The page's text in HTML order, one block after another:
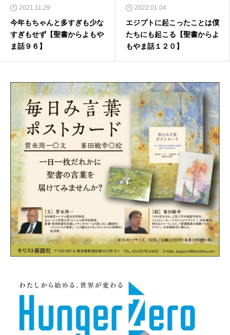
2021.11.29
今年もちゃんと多すぎも少な
すぎもせず【聖書からよもや
ま話９６】
2022.01.04
エジプトに起こったことは僕
たちにも起こる【聖書からよ
もやま話１２０】